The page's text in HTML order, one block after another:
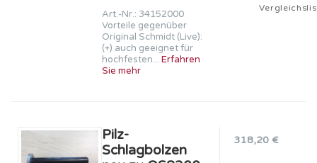
Art.-Nr.: 34152000
Vorteile gegenüber
Original Schmidt (Live):
(+) auch geeignet für
hochfesten... Erfahren
Sie mehr
Pilz-
Schlagbolzen
318,20 €